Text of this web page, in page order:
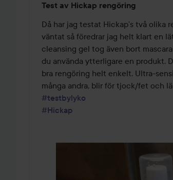
4
av
5
Test av Hickap rengöring
Då har jag testat Hickap’s två olika
väntat så föredrar jag helt klart en
cleansing gel tog även bort
du använda ytterligare en produkt.
bra rengöring helt enkelt. Ultra-
#testbylyko
#Hickap